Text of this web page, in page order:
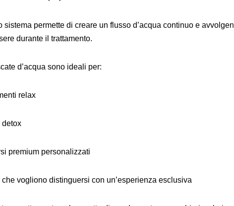
sistema permette di creare un flusso d’acqua continuo e
durante il trattamento.
d’acqua sono ideali per:
relax
detox
premium personalizzati
vogliono distinguersi con un’esperienza esclusiva